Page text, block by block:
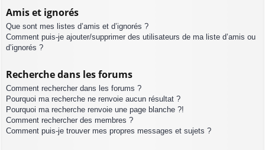
Amis et ignorés
Que sont mes listes d’amis et d’ignorés ?
Comment puis-je ajouter/supprimer des utilisateurs de ma liste d’amis ou
d’ignorés ?
Recherche dans les forums
Comment rechercher dans les forums ?
Pourquoi ma recherche ne renvoie aucun résultat ?
Pourquoi ma recherche renvoie une page blanche ?!
Comment rechercher des membres ?
Comment puis-je trouver mes propres messages et sujets ?